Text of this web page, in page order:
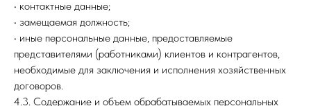
• контактные данные;
• замещаемая должность;
• иные персональные данные, предоставляемые
представителями (работниками) клиентов и контрагентов,
необходимые для заключения и исполнения хозяйственных
договоров.
4.3. Содержание и объем обрабатываемых персональных